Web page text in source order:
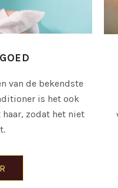
van de bekendste
is het ook
zodat het niet